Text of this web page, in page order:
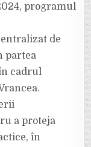
programul
de
partea
cadrul
a proteja
în